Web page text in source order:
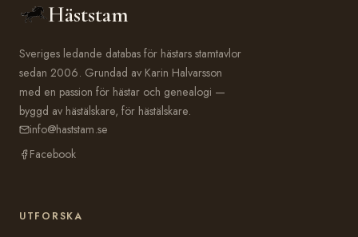
Häststam
Sveriges ledande databas för hästars stamtavlor
sedan 2006. Grundad av Karin Halvarsson
med en passion för hästar och genealogi —
byggd av hästälskare, för hästälskare.
info@haststam.se
Facebook
UTFORSKA